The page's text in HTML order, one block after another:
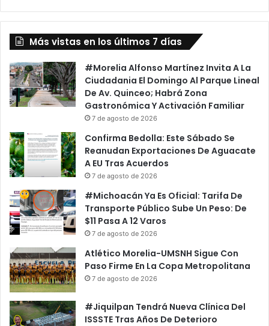
Más vistas en los últimos 7 días
#Morelia Alfonso Martínez Invita A La
Ciudadania El Domingo Al Parque Lineal
De Av. Quinceo; Habrá Zona
Gastronómica Y Activación Familiar
7 de agosto de 2026
Confirma Bedolla: Este Sábado Se
Reanudan Exportaciones De Aguacate
A EU Tras Acuerdos
7 de agosto de 2026
#Michoacán Ya Es Oficial: Tarifa De
Transporte Público Sube Un Peso: De
$11 Pasa A 12 Varos
7 de agosto de 2026
Atlético Morelia-UMSNH Sigue Con
Paso Firme En La Copa Metropolitana
7 de agosto de 2026
#Jiquilpan Tendrá Nueva Clínica Del
ISSSTE Tras Años De Deterioro